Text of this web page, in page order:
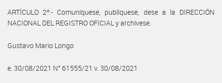
ARTÍCULO 2º.- Comuníquese, publíquese, dese a la DIRECCIÓN
NACIONAL DEL REGISTRO OFICIAL y archívese.
Gustavo Mario Longo
e. 30/08/2021 N° 61555/21 v. 30/08/2021